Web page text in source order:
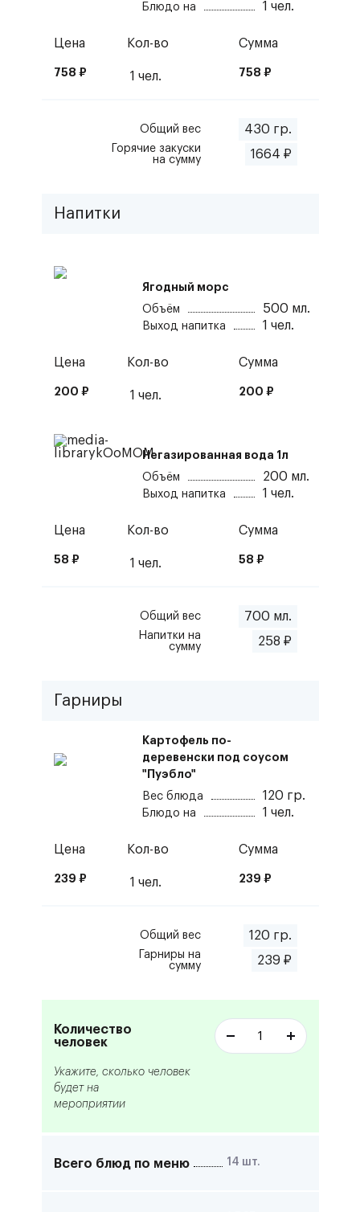
Блюдо на 1 чел.
Цена
758 ₽
Кол-во
1 чел.
Сумма
758 ₽
Общий вес 430 гр.
Горячие закуски
на сумму
1664 ₽
Напитки
Ягодный морс
Объём
500 мл.
Выход напитка 1 чел.
Цена
200 ₽
Кол-во
1 чел.
Сумма
200 ₽
Негазированная вода 1л
Объём
200 мл.
Выход напитка 1 чел.
Цена
58 ₽
Кол-во
1 чел.
Сумма
58 ₽
Общий вес 700 мл.
Напитки на
сумму
258 ₽
Гарниры
Картофель по-
деревенски под соусом
"Пуэбло"
Вес блюда
120 гр.
Блюдо на 1 чел.
Цена
239 ₽
Кол-во
1 чел.
Сумма
239 ₽
Общий вес 120 гр.
Гарниры на
сумму
239 ₽
Количество
человек
Укажите, сколько человек
будет на
мероприятии
Всего блюд по меню 14 шт.